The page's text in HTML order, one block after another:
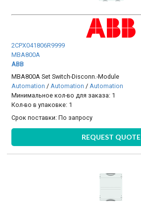
2CPX041806R9999
MBA800A
ABB
MBA800A Set Switch-Disconn.-Module
Automation /Automation /Automation
Минимальное кол-во для заказа: 1
Кол-во в упаковке: 1
Срок поставки:По запросу
REQUEST QUOTE